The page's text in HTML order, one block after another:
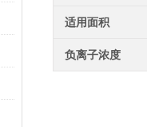
适用面积
负离子浓度